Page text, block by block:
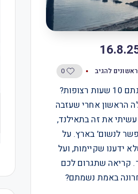
להגיב 0
מתי בפעם האחרונה ישנתם 10 שעות רצופות?
הראשון אחרי שעזבה
את זה בתאילנד,
לנשום’ בארץ. על
ידענו שקיימות, ועל
קריאה שתגרום לכם
באמת נשמתם?